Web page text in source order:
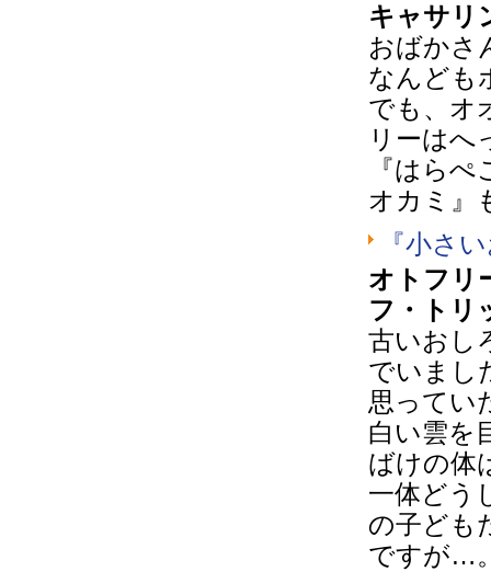
キャサ
おばかさ
なんども
でも、オ
リーはへ
『はら
オカミ』
『小さ
オトフリ
フ・ト
古いおし
でいまし
思ってい
白い雲を
ばけの体
一体どう
の子ども
ですが…